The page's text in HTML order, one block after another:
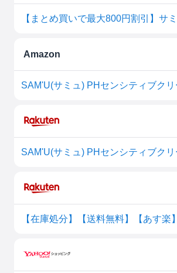
Amazon
SAM'U(サミュ) PHセンシティブク
【在庫処分】【送料無料】【あす